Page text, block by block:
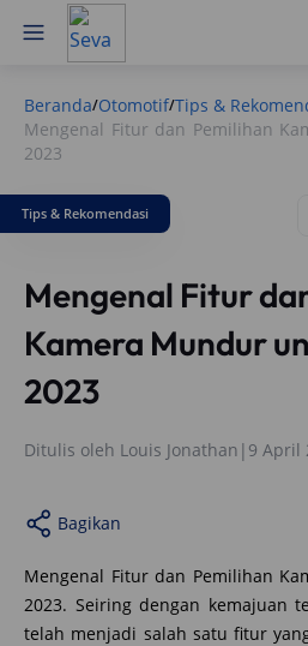
Beranda/Otomotif/Tips &
Mengenal Fitur dan Pemilihan
2023
Tips & Rekomendasi
Mengenal Fitur
Kamera Mundur
2023
Ditulis oleh Louis Jonathan | 9 April
Bagikan
Mengenal Fitur dan Pemilihan
2023. Seiring dengan kemajuan
telah menjadi salah satu fitur